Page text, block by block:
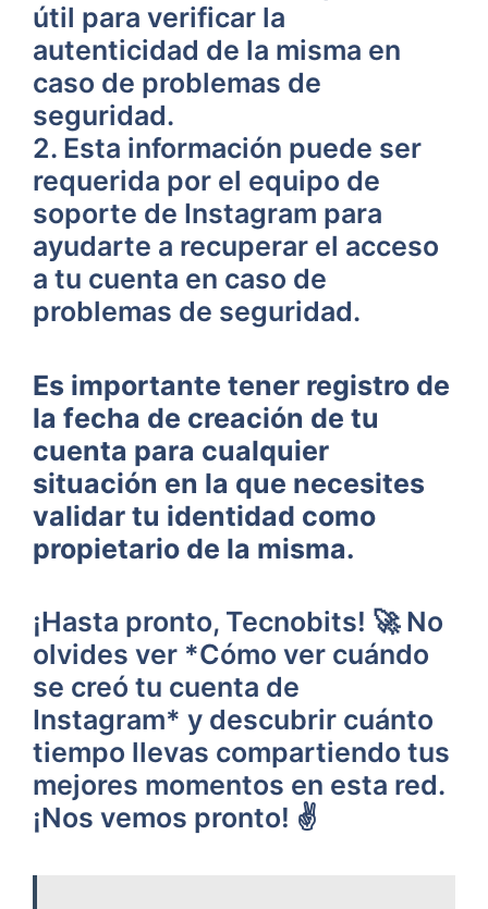
útil para verificar la
autenticidad⁤ de la⁤ misma en
caso de problemas de
seguridad.
2. Esta‍ información puede ‍ser
requerida por el equipo de‌
soporte de Instagram para
ayudarte ⁢a recuperar‌ el acceso
a tu cuenta en caso de‍
problemas de seguridad.
Es importante tener registro ‍de
la fecha‍ de creación de tu
cuenta ‍para cualquier
situación ⁢en ⁢la que ⁣necesites
validar ⁤tu identidad como
propietario de la misma.
¡Hasta pronto, ⁤Tecnobits! 🚀 No
olvides ⁤ver *Cómo ver cuándo
‍se creó tu cuenta de
Instagram* y descubrir cuánto
tiempo llevas compartiendo tus
mejores momentos en esta red.
¡Nos vemos pronto! ✌️